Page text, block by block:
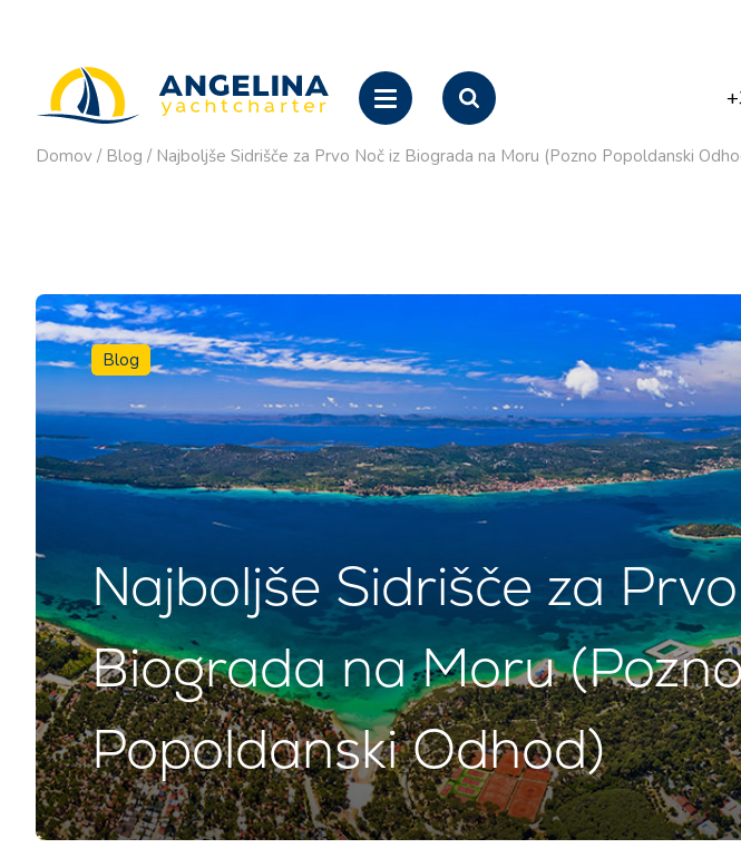
Domov / Blog / Najboljše Sidrišče za Prvo Noč iz Biograda na Moru (Pozno Popoldanski
Blog
Najboljše Sidrišče za
Biograda na Moru
Popoldanski Odhod)